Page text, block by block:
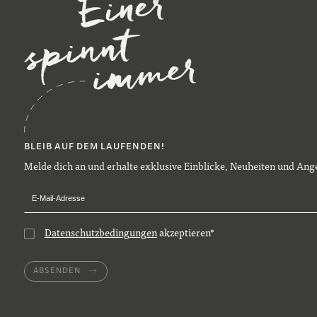
BLEIB AUF DEM LAUFENDEN!
Melde dich an und erhalte exklusive Einblicke, Neuheiten und
Datenschutzbedingungenakzeptieren*
ABSENDEN